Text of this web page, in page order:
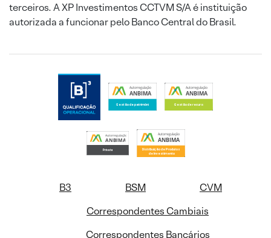
terceiros. A XP Investimentos CCTVM S/A é instituição
autorizada a funcionar pelo Banco Central do Brasil.
B3 BSM
CVM
Correspondentes Cambiais
Correspondentes Bancários